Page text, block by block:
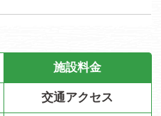
施設料金
交通アクセス